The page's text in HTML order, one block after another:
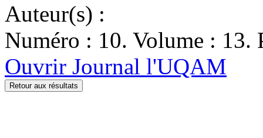
Auteur(s) :
Numéro : 10. Volume : 13.
Ouvrir Journal l'UQAM
Retour aux résultats